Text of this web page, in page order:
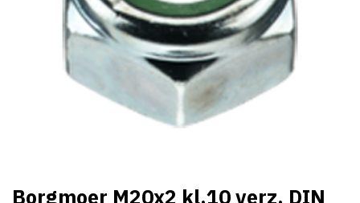
Borgmoer M20x2 kl.10 verz. DIN